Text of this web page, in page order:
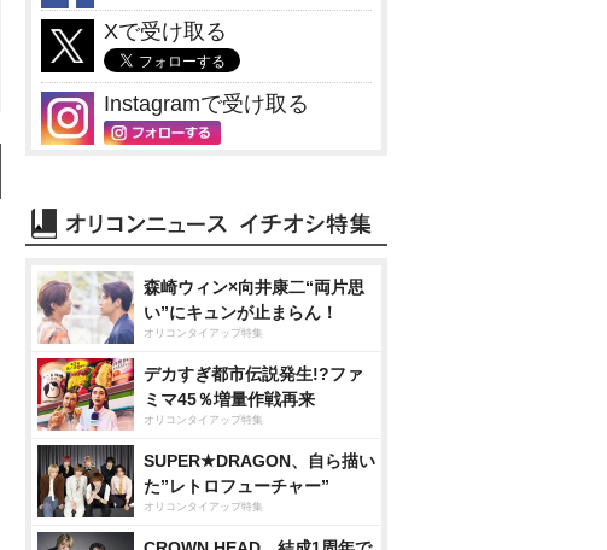
Xで受け取る
Instagramで受け取る
森崎ウィン×向井康二“両片思
い”にキュンが止まらん！
オリコンタイアップ特集
デカすぎ都市伝説発生!?ファ
ミマ45％増量作戦再来
オリコンタイアップ特集
SUPER★DRAGON、自ら描い
た”レトロフューチャー”
オリコンタイアップ特集